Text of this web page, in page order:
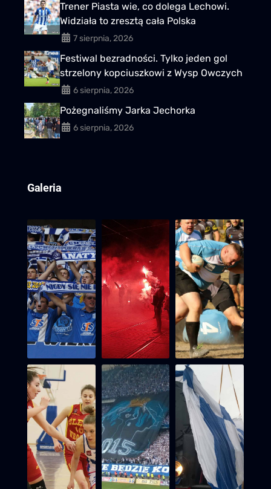
Trener Piasta wie, co dolega Lechowi.
Widziała to zresztą cała Polska
7 sierpnia, 2026
Festiwal bezradności. Tylko jeden gol
strzelony kopciuszkowi z Wysp Owczych
6 sierpnia, 2026
Pożegnaliśmy Jarka Jechorka
6 sierpnia, 2026
Galeria